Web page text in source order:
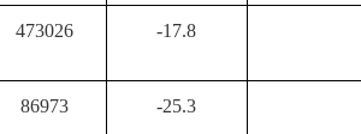
473026 -17.8
86973 -25.3